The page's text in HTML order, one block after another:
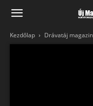
Kezdőlap Drávatáj